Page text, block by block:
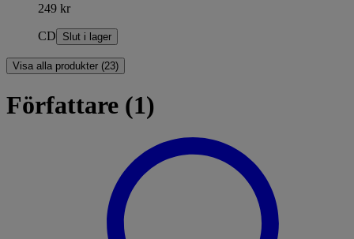
249 kr
CD Slut i lager
Visa alla produkter (23)
Författare (1)